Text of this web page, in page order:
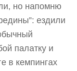
но напомню
ездили
палатку и
в кемпингах